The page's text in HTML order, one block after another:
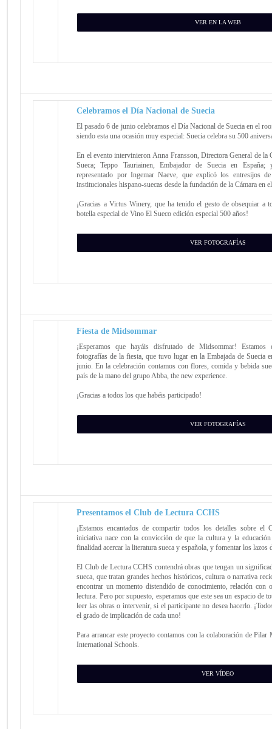
VER EN LA WEB
Celebramos el Día Nacional de Suecia
El pasado 6 de junio celebramos el Día Nacional de Suecia en el
siendo esta una ocasión muy especial: Suecia celebra su 500
En el evento intervinieron Anna Fransson, Directora General de la
Sueca; Teppo Tauriainen, Embajador de Suecia en
representado por Ingemar Naeve, que explicó los entresijos
institucionales hispano-suecas desde la fundación de la Cámara en
¡Gracias a Virtus Winery, que ha tenido el gesto de obsequiar a
botella especial de Vino El Sueco edición especial 500 años!
VER FOTOGRAFÍAS
Fiesta de Midsommar
¡Esperamos que hayáis disfrutado de Midsommar! Estamos
fotografías de la fiesta, que tuvo lugar en la Embajada de Suecia
junio. En la celebración contamos con flores, comida y bebida
país de la mano del grupo Abba, the new experience.
¡Gracias a todos los que habéis participado!
VER FOTOGRAFÍAS
Presentamos el Club de Lectura CCHS
¡Estamos encantados de compartir todos los detalles sobre el
iniciativa nace con la convicción de que la cultura y la educación
finalidad acercar la literatura sueca y española, y fomentar los
El Club de Lectura CCHS contendrá obras que tengan un
sueca, que tratan grandes hechos históricos, cultura o narrativa
encontrar un momento distendido de conocimiento, relación con
lectura. Pero por supuesto, esperamos que este sea un espacio de
leer las obras o intervenir, si el participante no desea hacerlo.
el grado de implicación de cada uno!
Para arrancar este proyecto contamos con la colaboración de
International Schools.
VER VÍDEO